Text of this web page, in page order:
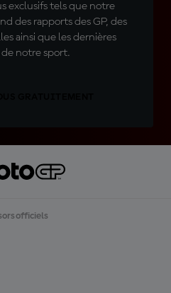
exclusifs tels que notre
des rapports des GP, des
ainsi que les dernières
notre sport.
officiels